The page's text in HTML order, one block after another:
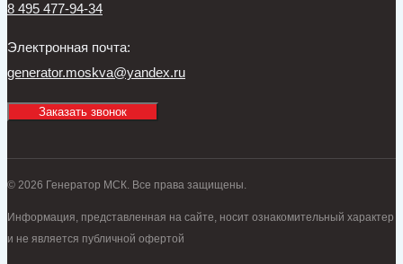
8 495 477-94-34
Электронная почта:
generator.moskva@yandex.ru
Заказать звонок
© 2026 Генератор МСК. Все права защищены.
Информация, представленная на сайте, носит ознакомительный характер
и не является публичной офертой